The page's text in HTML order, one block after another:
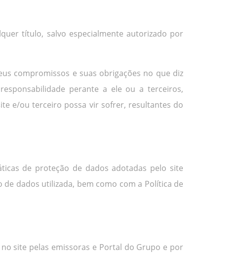
título, salvo especialmente autorizado por
compromissos e suas obrigações no que diz
perante a ele ou a terceiros,
e/ou terceiro possa vir sofrer, resultantes do
de proteção de dados adotadas pelo site
dados utilizada, bem como com a Política de
site pelas emissoras e Portal do Grupo e por